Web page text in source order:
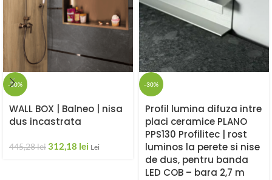
-30%
WALL BOX | Balneo | nisa
dus incastrata
445,28lei312,18 lei Lei
-30%
Profil lumina difuza intre
placi ceramice PLANO
PPS130 Profilitec | rost
luminos la perete si nise
de dus, pentru banda
LED COB – bara 2,7 m